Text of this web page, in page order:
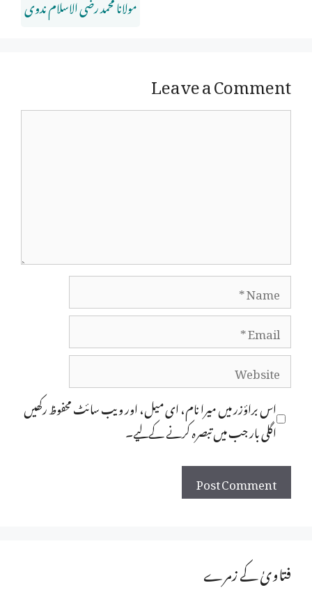
Leave a Comment
Name
Email
Website
اس براؤزر میں میرا نام، ای میل، اور ویب سائٹ محفوظ رکھیں
اگلی بار جب میں تبصرہ کرنے کےلیے۔
فتاویٰ کے زمرے